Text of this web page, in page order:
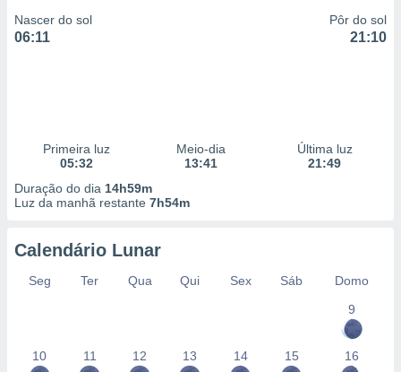
Nascer do sol
06:11
Pôr do sol
21:10
Primeira luz
05:32
Meio-dia
13:41
Última luz
21:49
Duração do dia 14h59m
Luz da manhã restante 7h54m
Calendário Lunar
Seg Ter Qua Qui Sex Sáb
Domo
9
10 11 12 13 14 15 16